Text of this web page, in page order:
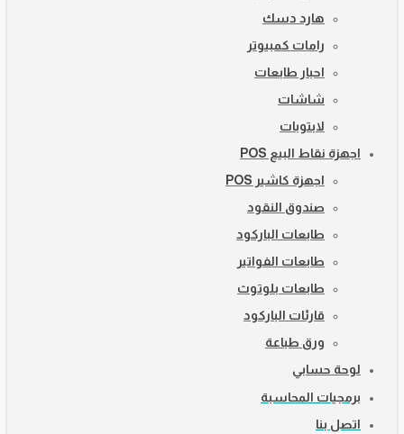
هارد دسك
رامات كمبيوتر
احبار طابعات
شاشات
لابتوبات
اجهزة نقاط البيع POS
اجهزة كاشير POS
صندوق النقود
طابعات الباركود
طابعات الفواتير
طابعات بلوتوث
قارئات الباركود
ورق طباعة
لوحة حسابي
برمجيات المحاسبة
اتصل بنا